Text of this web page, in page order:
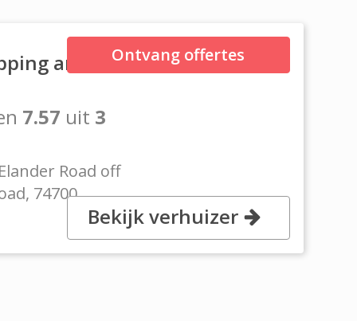
and
7.57 uit 3
Road off
74700
Ontvang offertes
Bekijk verhuizer